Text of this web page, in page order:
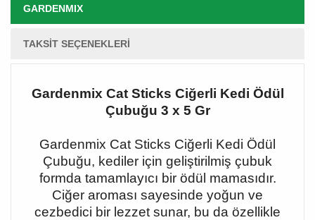
GARDENMIX
TAKSIT SEÇENEKLERI
Gardenmix Cat Sticks Ciğerli Kedi Ödül
Çubuğu 3 x 5 Gr
Gardenmix Cat Sticks Ciğerli Kedi Ödül
Çubuğu, kediler için geliştirilmiş çubuk
formda tamamlayıcı bir ödül mamasıdır.
Ciğer aroması sayesinde yoğun ve
cezbedici bir lezzet sunar, bu da özellikle